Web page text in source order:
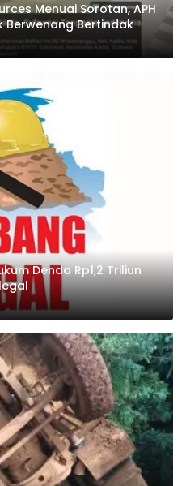
Menuai Sorotan, APH
Berwenang Bertindak
Denda Rp1,2 Triliun